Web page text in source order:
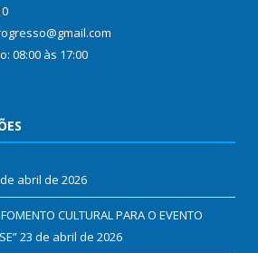
08:00 às 17:00
abril de 2026
CULTURAL PARA O EVENTO
23 de abril de 2026